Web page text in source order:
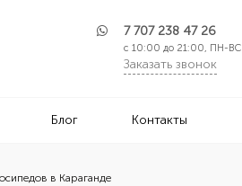
7 707 238 47 26
с 10:00 до 21:00, ПН-ВС
Заказать звонок
Блог Контакты
в Караганде